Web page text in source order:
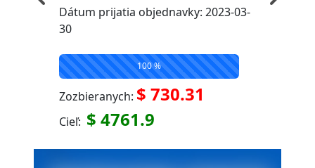
Dátum prijatia objednavky: 2023-03-
30
100 %
Zozbieranych: $ 730.31
Cieľ: $ 4761.9